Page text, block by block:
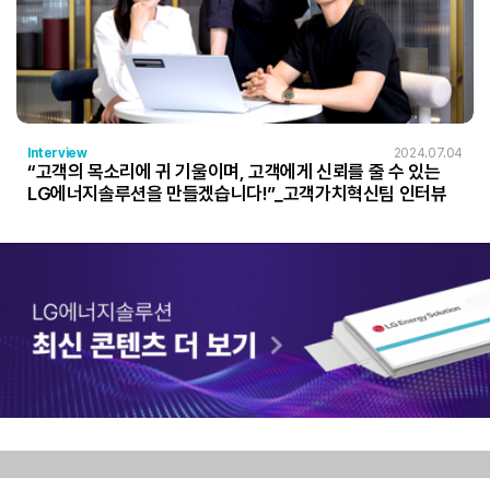
Interview 2024.07.04
“고객의 목소리에 귀 기울이며, 고객에게 신뢰를 줄 수 있는
LG에너지솔루션을 만들겠습니다!”_고객가치혁신팀 인터뷰